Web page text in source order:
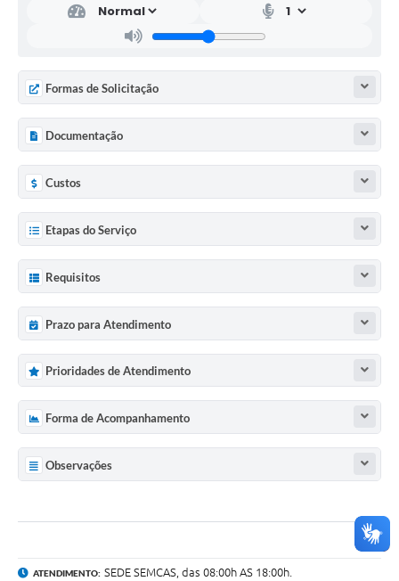
Formas de Solicitação
Documentação
Custos
Etapas do Serviço
Requisitos
Prazo para Atendimento
Prioridades de Atendimento
Forma de Acompanhamento
Observações
ATENDIMENTO: SEDE SEMCAS, das 08:00h AS 18:00h.